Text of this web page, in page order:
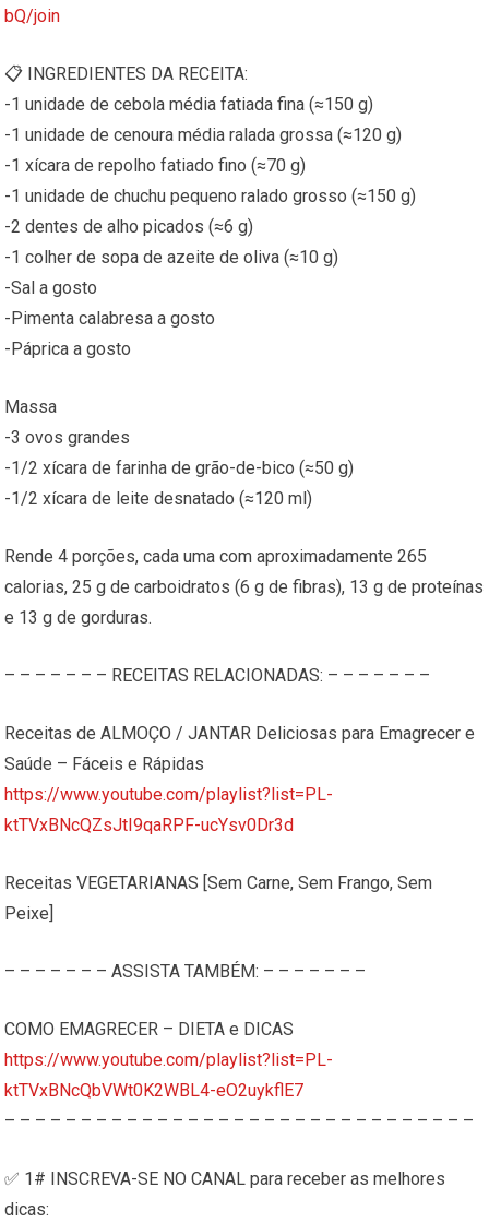
bQ/join
📋 INGREDIENTES DA RECEITA:
-1 unidade de cebola média fatiada fina (≈150 g)
-1 unidade de cenoura média ralada grossa (≈120 g)
-1 xícara de repolho fatiado fino (≈70 g)
-1 unidade de chuchu pequeno ralado grosso (≈150 g)
-2 dentes de alho picados (≈6 g)
-1 colher de sopa de azeite de oliva (≈10 g)
-Sal a gosto
-Pimenta calabresa a gosto
-Páprica a gosto
Massa
-3 ovos grandes
-1/2 xícara de farinha de grão-de-bico (≈50 g)
-1/2 xícara de leite desnatado (≈120 ml)
Rende 4 porções, cada uma com aproximadamente 265
calorias, 25 g de carboidratos (6 g de fibras), 13 g de proteínas
e 13 g de gorduras.
– – – – – – – RECEITAS RELACIONADAS: – – – – – – –
Receitas de ALMOÇO / JANTAR Deliciosas para Emagrecer e
Saúde – Fáceis e Rápidas
https://www.youtube.com/playlist?list=PL-
ktTVxBNcQZsJtI9qaRPF-ucYsv0Dr3d
Receitas VEGETARIANAS [Sem Carne, Sem Frango, Sem
Peixe]
– – – – – – – ASSISTA TAMBÉM: – – – – – – –
COMO EMAGRECER – DIETA e DICAS
https://www.youtube.com/playlist?list=PL-
ktTVxBNcQbVWt0K2WBL4-eO2uykflE7
– – – – – – – – – – – – – – – – – – – – – – – – – – – – – – –
✅ 1# INSCREVA-SE NO CANAL para receber as melhores
dicas: